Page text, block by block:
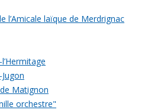
l’Amicale laïque de Merdrignac
Matignon
orchestre"